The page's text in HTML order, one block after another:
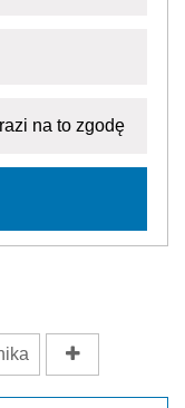
na to zgodę